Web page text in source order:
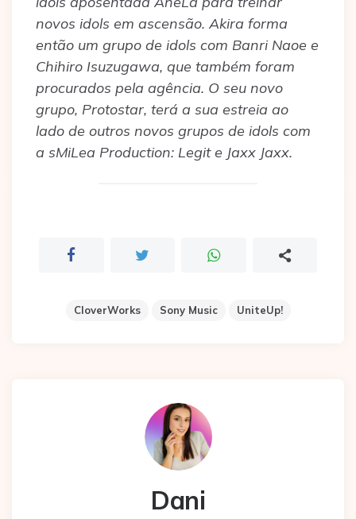
novos idols em ascensão. Akira forma
então um grupo de idols com Banri Naoe e
Chihiro Isuzugawa, que também foram
procurados pela agência. O seu novo
grupo, Protostar, terá a sua estreia ao
lado de outros novos grupos de idols com
a sMiLea Production: Legit e Jaxx Jaxx.
CloverWorks Sony Music UniteUp!
Dani